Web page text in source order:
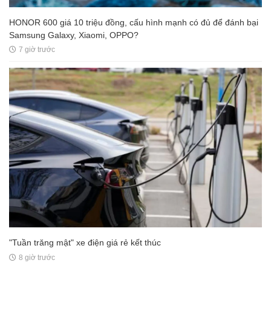
HONOR 600 giá 10 triệu đồng, cấu hình mạnh có đủ để đánh bại
Samsung Galaxy, Xiaomi, OPPO?
7 giờ trước
"Tuần trăng mật" xe điện giá rẻ kết thúc
8 giờ trước